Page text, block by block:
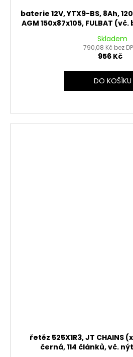
baterie 12V, YTX9-BS, 8Ah,
AGM 150x87x105, FULBAT
Skladem
790,08 Kč bez
956 Kč
DO KOŠÍKU
řetěz 525X1R3, JT
černá, 114 článků, vč.